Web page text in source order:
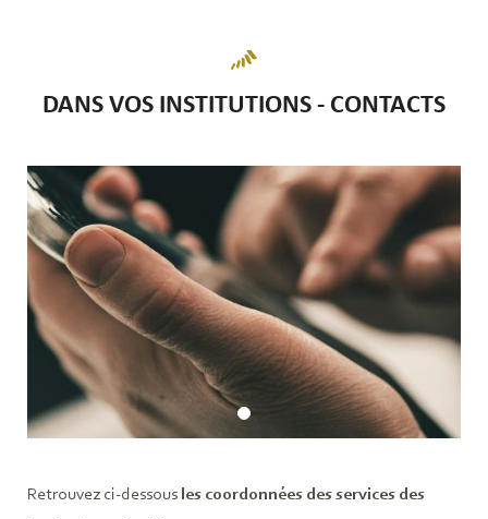
DANS VOS INSTITUTIONS - CONTACTS
Retrouvez ci-dessous les coordonnées des services des